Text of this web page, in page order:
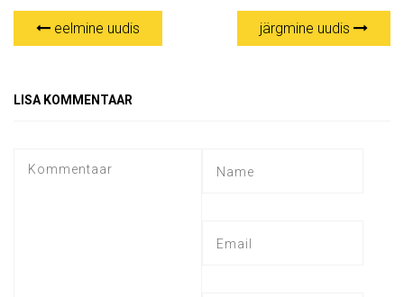
eelmine uudis järgmine uudis
LISA KOMMENTAAR